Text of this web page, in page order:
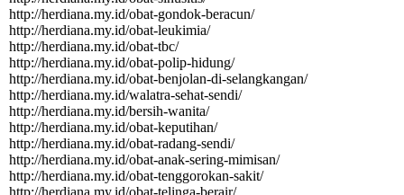
http:­//­herdiana.­my.­id/­obat-­gondok-­beracun/­
http:­//­herdiana.­my.­id/­obat-­leukimia/­
http:­//­herdiana.­my.­id/­obat-­tbc/­
http:­//­herdiana.­my.­id/­obat-­polip-­hidung/­
http:­//­herdiana.­my.­id/­obat-­benjolan-­di-­selangkangan/­
http:­//­herdiana.­my.­id/­walatra-­sehat-­sendi/­
http:­//­herdiana.­my.­id/­bersih-­wanita/­
http:­//­herdiana.­my.­id/­obat-­keputihan/­
http:­//­herdiana.­my.­id/­obat-­radang-­sendi/­
http:­//­herdiana.­my.­id/­obat-­anak-­sering-­mimisan/­
http:­//­herdiana.­my.­id/­obat-­tenggorokan-­sakit/­